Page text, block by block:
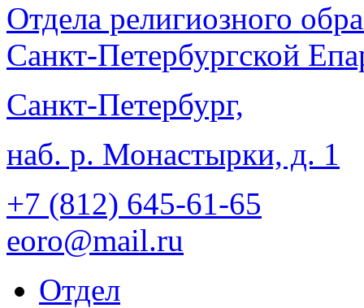
Отдела религиозного
Санкт-Петербургской
Санкт-Петербург,
наб. р. Монастырки, д. 1
+7 (812) 645-61-65
eoro@mail.ru
Отдел